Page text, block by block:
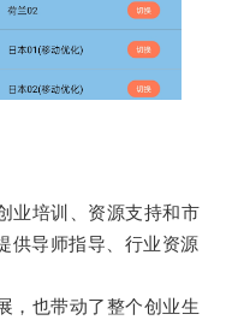
培训、资源支持和市
供导师指导、行业资源
也带动了整个创业生